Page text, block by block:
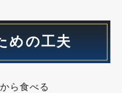
めの工夫
ら食べる